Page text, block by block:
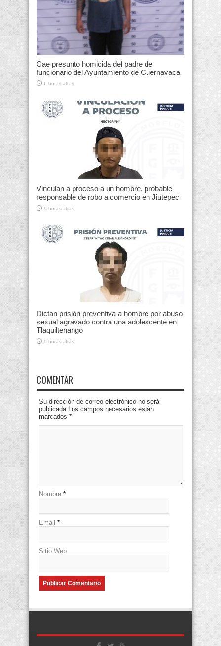
Cae presunto homicida del padre de
funcionario del Ayuntamiento de Cuernavaca
6 horas atras
Vinculan a proceso a un hombre, probable
responsable de robo a comercio en Jiutepec
9 horas atras
Dictan prisión preventiva a hombre por abuso
sexual agravado contra una adolescente en
Tlaquiltenango
9 horas atras
COMENTAR
Su dirección de correo electrónico no será
publicada.Los campos necesarios están
marcados *
Nombre *
Email *
Sitio Web